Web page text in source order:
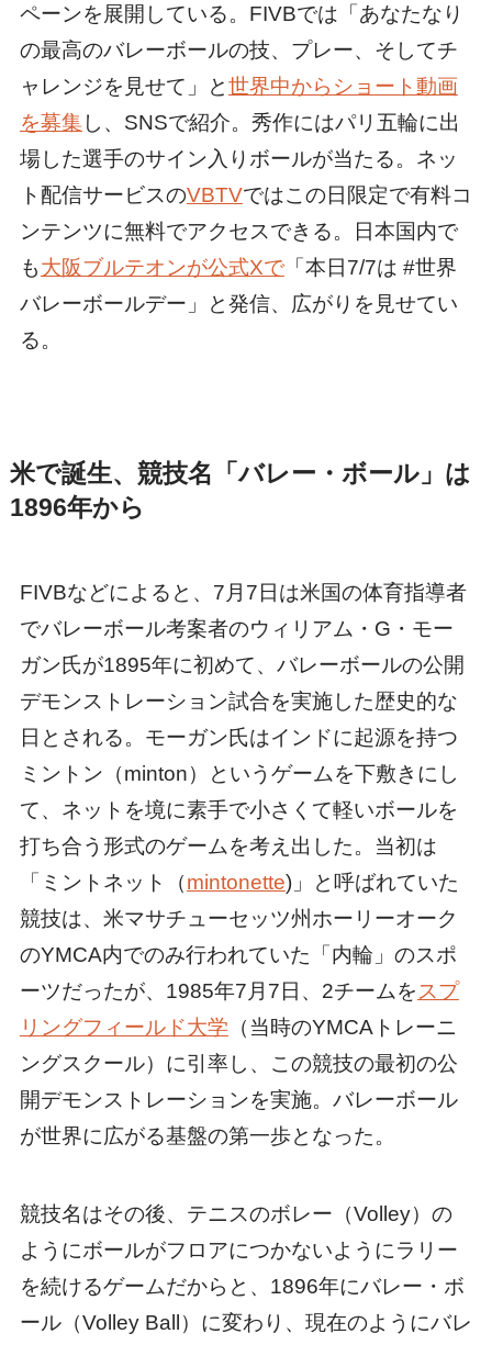
ペーンを展開している。FIVBでは「あなたなり
の最高のバレーボールの技、プレー、そしてチ
ャレンジを見せて」と世界中からショート動画
を募集 し、SNSで紹介。秀作にはパリ五輪に出
場した選手のサイン入りボールが当たる。ネッ
ト配信サービスのVBTVではこの日限定で有料コ
ンテンツに無料でアクセスできる。日本国内で
も大阪ブルテオンが公式Xで「本日7/7は #世界
バレーボールデー」と発信、広がりを見せてい
る。
米で誕生、競技名「バレー・ボール」は
1896年から
FIVBなどによると、7月7日は米国の体育指導者
でバレーボール考案者のウィリアム・G・モー
ガン氏が1895年に初めて、バレーボールの公開
デモンストレーション試合を実施した歴史的な
日とされる。モーガン氏はインドに起源を持つ
ミントン（minton）というゲームを下敷きにし
て、ネットを境に素手で小さくて軽いボールを
打ち合う形式のゲームを考え出した。当初は
「ミントネット（mintonette)」と呼ばれていた
競技は、米マサチューセッツ州ホーリーオーク
のYMCA内でのみ行われていた「内輪」のスポ
ーツだったが、1985年7月7日、2チームをスプ
リングフィールド大学 （当時のYMCAトレーニ
ングスクール）に引率し、この競技の最初の公
開デモンストレーションを実施。バレーボール
が世界に広がる基盤の第一歩となった。
競技名はその後、テニスのボレー（Volley）の
ようにボールがフロアにつかないようにラリー
を続けるゲームだからと、1896年にバレー・ボ
ール（Volley Ball）に変わり、現在のようにバレ